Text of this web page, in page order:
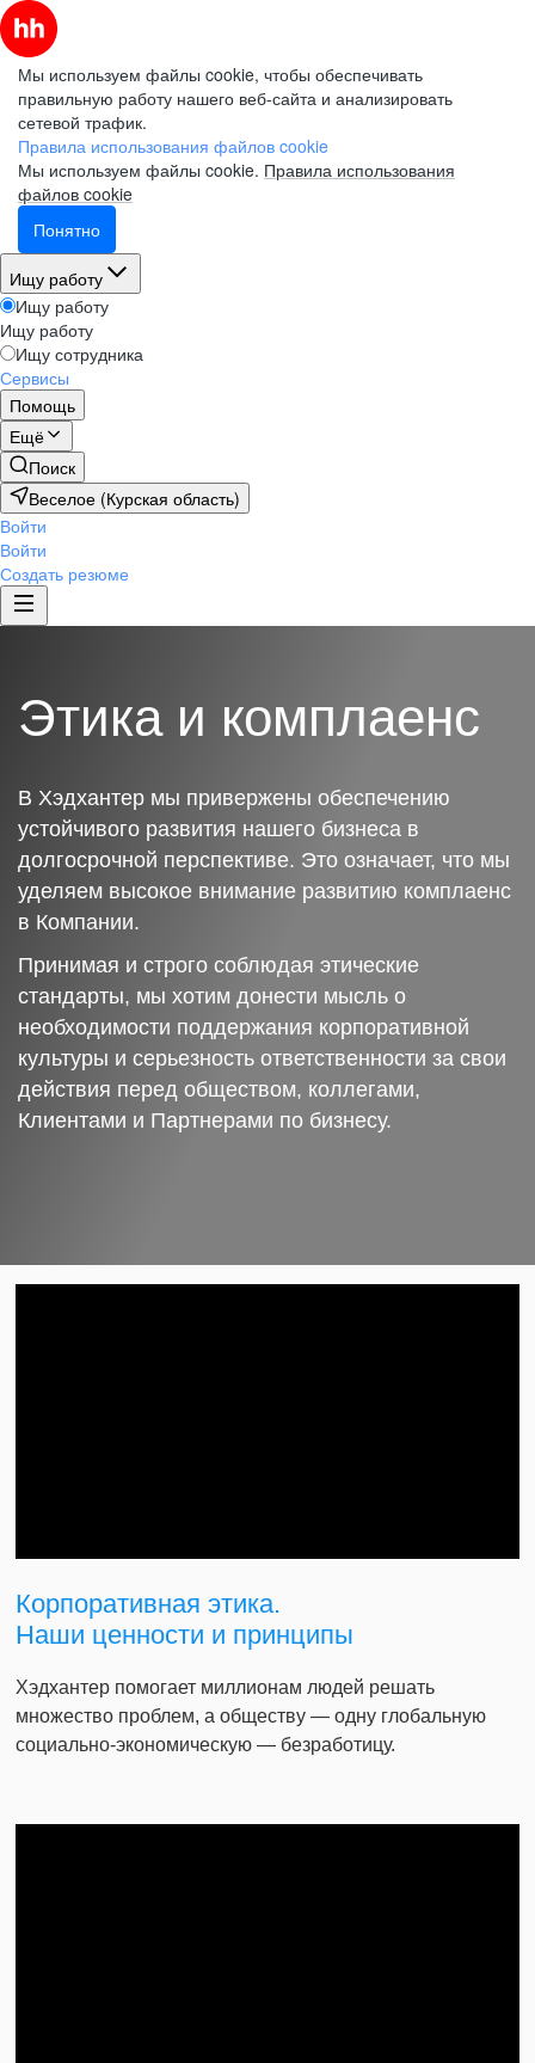
Мы используем файлы cookie, чтобы обеспечивать
правильную работу нашего веб-сайта и анализировать
сетевой трафик.
Правила использования файлов cookie
Мы используем файлы cookie. Правила использования
файлов cookie
Понятно
Ищу работу
Ищу работу
Ищу работу
Ищу сотрудника
Сервисы
Помощь
Ещё
Поиск
Веселое (Курская область)
Войти
Войти
Создать резюме
Этика и комплаенс
В Хэдхантер мы привержены обеспечению
устойчивого развития нашего бизнеса в
долгосрочной перспективе. Это означает, что мы
уделяем высокое внимание развитию комплаенс
в Компании.
Принимая и строго соблюдая этические
стандарты, мы хотим донести мысль о
необходимости поддержания корпоративной
культуры и серьезность ответственности за свои
действия перед обществом, коллегами,
Клиентами и Партнерами по бизнесу.
Корпоративная этика.
Наши ценности и принципы
Хэдхантер помогает миллионам людей решать
множество проблем, а обществу — одну глобальную
социально-экономическую — безработицу.